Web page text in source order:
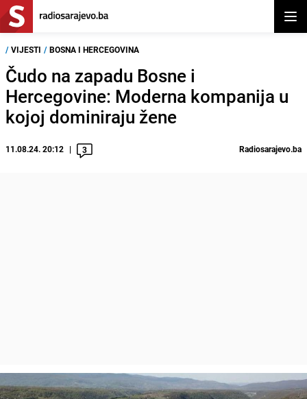
/ VIJESTI / BOSNA I HERCEGOVINA
Čudo na zapadu Bosne i
Hercegovine: Moderna kompanija u
kojoj dominiraju žene
11.08.24. 20:12 3 Radiosarajevo.ba